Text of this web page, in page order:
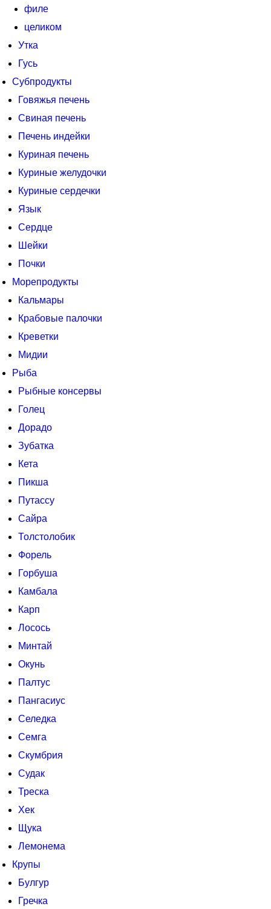
филе
целиком
Утка
Гусь
Субпродукты
Говяжья печень
Свиная печень
Печень индейки
Куриная печень
Куриные желудочки
Куриные сердечки
Язык
Сердце
Шейки
Почки
Морепродукты
Кальмары
Крабовые палочки
Креветки
Мидии
Рыба
Рыбные консервы
Голец
Дорадо
Зубатка
Кета
Пикша
Путассу
Сайра
Толстолобик
Форель
Горбуша
Камбала
Карп
Лосось
Минтай
Окунь
Палтус
Пангасиус
Селедка
Семга
Скумбрия
Судак
Треска
Хек
Щука
Лемонема
Крупы
Булгур
Гречка